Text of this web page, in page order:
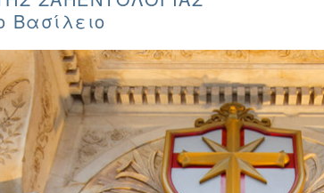
Βασίλειο